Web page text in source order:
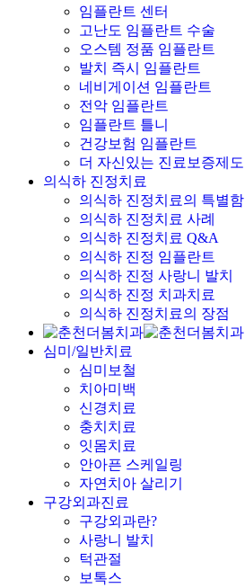
임플란트 센터
고난도 임플란트 수술
오스템 정품 임플란트
발치 즉시 임플란트
네비게이션 임플란트
전악 임플란트
임플란트 틀니
건강보험 임플란트
더 자신있는 진료보증제도
의식하 진정치료
의식하 진정치료의 특별함
의식하 진정치료 사례
의식하 진정치료 Q&A
의식하 진정 임플란트
의식하 진정 사랑니 발치
의식하 진정 치과치료
의식하 진정치료의 장점
심미/일반치료
심미보철
치아미백
신경치료
충치치료
잇몸치료
안아픈 스케일링
자연치아 살리기
구강외과진료
구강외과란?
사랑니 발치
턱관절
보톡스